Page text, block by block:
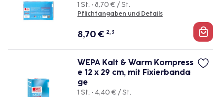
1 St. • 8,70 € / St.
Pflichtangaben und Details
8,70 € 2, 3
WEPA Kalt & Warm Kompress
e 12 x 29 cm, mit Fixierbanda
ge
1 St. • 4,40 € / St.